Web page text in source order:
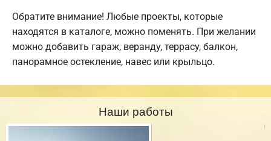
Обратите внимание! Любые проекты, которые
находятся в каталоге, можно поменять. При желании
можно добавить гараж, веранду, террасу, балкон,
панорамное остекление, навес или крыльцо.
Наши работы